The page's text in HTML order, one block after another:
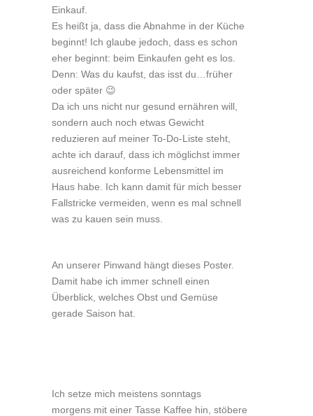
Einkauf.
Es heißt ja, dass die Abnahme in der Küche
beginnt! Ich glaube jedoch, dass es schon
eher beginnt: beim Einkaufen geht es los.
Denn: Was du kaufst, das isst du…früher
oder später 😉
Da ich uns nicht nur gesund ernähren will,
sondern auch noch etwas Gewicht
reduzieren auf meiner To-Do-Liste steht,
achte ich darauf, dass ich möglichst immer
ausreichend konforme Lebensmittel im
Haus habe. Ich kann damit für mich besser
Fallstricke vermeiden, wenn es mal schnell
was zu kauen sein muss.
An unserer Pinwand hängt dieses Poster.
Damit habe ich immer schnell einen
Überblick, welches Obst und Gemüse
gerade Saison hat.
Ich setze mich meistens sonntags
morgens mit einer Tasse Kaffee hin, stöbere